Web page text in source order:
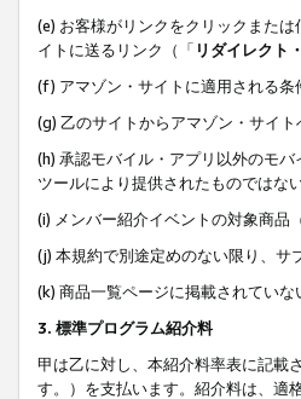
(e) お客様がリンクをクリックまた
イトに送るリンク（「 リダイレクト
(f) アマゾン・サイトに適用される
(g) 乙のサイトからアマゾン・サイ
(h) 承認モバイル・アプリ以外のモ
ツールにより提供されたものではな
(i) メンバー紹介イベントの対象商品
(j) 本規約で別途定めのない限り、サ
(k) 商品一覧ページに掲載されてい
3. 標準プログラム紹介料
甲は乙に対し、本紹介料率表に記載
す。）を支払います。紹介料は、適